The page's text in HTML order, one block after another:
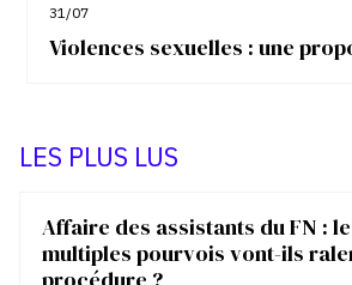
31/07
Violences sexuelles : une
LES PLUS LUS
Affaire des assistants du FN :
multiples pourvois vont-ils